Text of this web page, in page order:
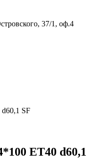
37/1, оф.4
SF
ET40 d60,1